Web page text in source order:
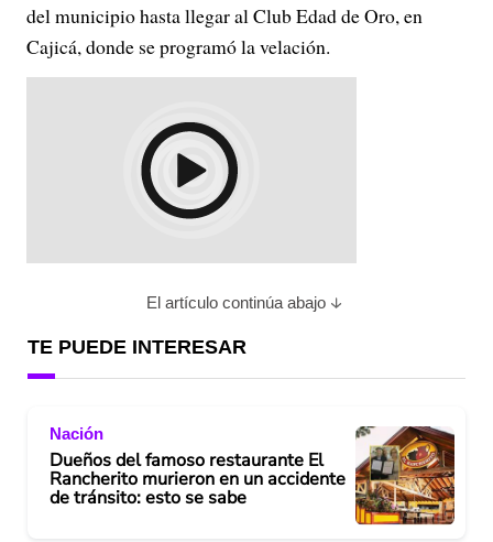
del municipio hasta llegar al Club Edad de Oro, en
Cajicá, donde se programó la velación.
El artículo continúa abajo
TE PUEDE INTERESAR
Nación
Dueños del famoso restaurante El
Rancherito murieron en un accidente
de tránsito: esto se sabe